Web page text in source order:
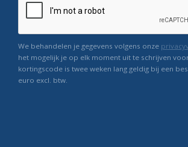
We behandelen je gegevens volgens onze
het mogelijk je op elk moment uit te schrijven
kortingscode is twee weken lang geldig bij een
euro excl. btw.